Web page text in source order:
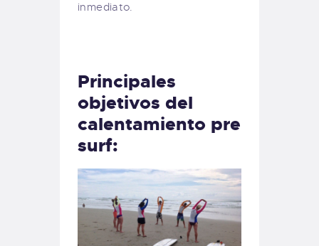
inmediato.
Principales
objetivos del
calentamiento pre
surf: